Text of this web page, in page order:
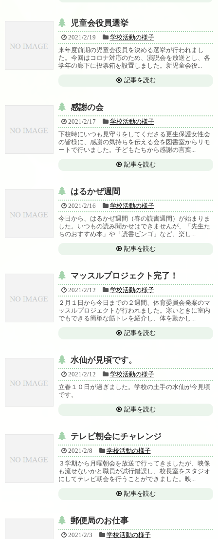
児童会役員選挙
2021/2/19
学校活動の様子
来年度前期の児童会役員を決める選挙が行われまし
た。今回はコロナ対応のため、演説会を放送とし、各
学年の廊下に投票箱を設置しました。新児童会役...
記事を読む
感謝の会
2021/2/17
学校活動の様子
下校時にいつも見守りをしてくださる更生保護女性会
の皆様に、感謝の気持ちを伝える会を図書室からリモ
ートで行いました。子どもたちから感謝の言葉...
記事を読む
はるかぜ週間
2021/2/16
学校活動の様子
今日から、はるかぜ週間（春の読書週間）が始まりま
した。いつもの読み聞かせはできませんが、「先生た
ちのおすすめ本」や「読書ビンゴ」など、楽し...
記事を読む
マッスルプロジェクト完了！
2021/2/12
学校活動の様子
２月１日から今日までの２週間、体育委員会発案のマ
ッスルプロジェクトが行われました。寒いときに室内
でもできる簡単な筋トレを紹介し、体を動かし...
記事を読む
水仙が見頃です。
2021/2/12
学校活動の様子
立春１０日が過ぎました。学校の土手の水仙が今見頃
です。
記事を読む
テレビ朝会にチャレンジ
2021/2/8
学校活動の様子
３学期から月曜朝会を放送で行ってきましたが、映像
も流せないかと職員が試行錯誤し、校長室をスタジオ
にしてテレビ朝会を行うことができました。映...
記事を読む
郵便局のお仕事
2021/2/3
学校活動の様子